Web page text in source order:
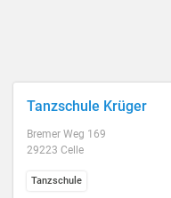
Tanzschule Krüger
Bremer Weg 169
29223 Celle
Tanzschule